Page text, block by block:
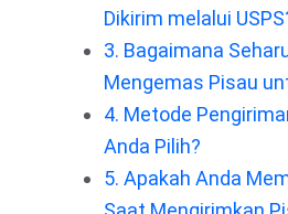
Dikirim melalui
3. Bagaimana
Mengemas Pisau
4. Metode
Anda Pilih?
5. Apakah Anda